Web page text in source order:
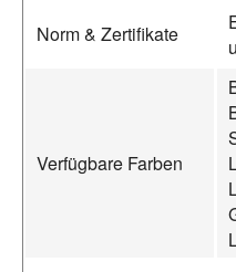
Norm & Zertifikate
Verfügbare Farben